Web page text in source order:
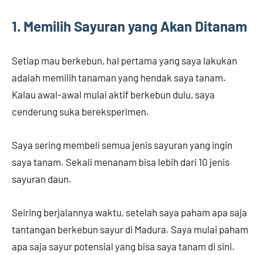
1. Memilih Sayuran yang Akan Ditanam
Setiap mau berkebun, hal pertama yang saya lakukan
adalah memilih tanaman yang hendak saya tanam.
Kalau awal-awal mulai aktif berkebun dulu, saya
cenderung suka bereksperimen.
Saya sering membeli semua jenis sayuran yang ingin
saya tanam. Sekali menanam bisa lebih dari 10 jenis
sayuran daun.
Seiring berjalannya waktu, setelah saya paham apa saja
tantangan berkebun sayur di Madura. Saya mulai paham
apa saja sayur potensial yang bisa saya tanam di sini.